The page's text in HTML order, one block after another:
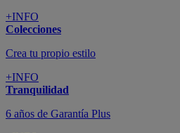
+INFO
Colecciones
Crea tu propio estilo
+INFO
Tranquilidad
6 años de Garantía Plus